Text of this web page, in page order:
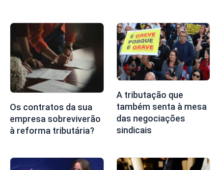
Os contratos da sua
empresa sobreviverão
à reforma tributária?
A tributação que
também senta à mesa
das negociações
sindicais